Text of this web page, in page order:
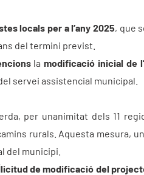
locals per a l’any 2025, que
del termini previst.
lamodificació inicial de
servei assistencial municipal.
per unanimitat dels 11
rurals. Aquesta mesura,
del municipi.
de modificació del